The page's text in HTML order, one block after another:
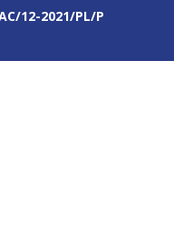
12-2021/PL/P